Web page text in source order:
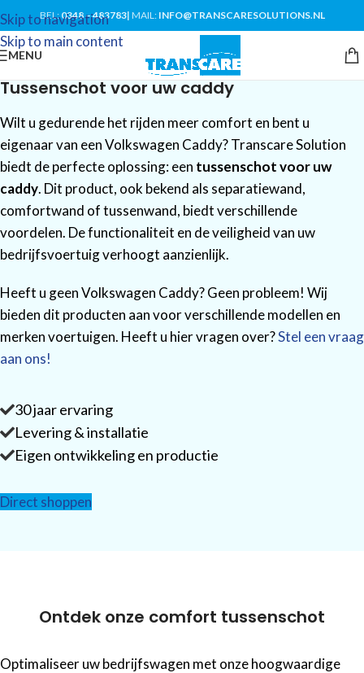
Skip to navigation
Skip to main content
BEL:0348 – 483783| MAIL: INFO@TRANSCARESOLUTIONS.NL
MENU
Tussenschot voor uw caddy
Wilt u gedurende het rijden meer comfort en bent u
eigenaar van een Volkswagen Caddy? Transcare Solution
biedt de perfecte oplossing: een tussenschot voor uw
caddy. Dit product, ook bekend als separatiewand,
comfortwand of tussenwand, biedt verschillende
voordelen. De functionaliteit en de veiligheid van uw
bedrijfsvoertuig verhoogt aanzienlijk.
Heeft u geen Volkswagen Caddy? Geen probleem! Wij
bieden dit producten aan voor verschillende modellen en
merken voertuigen. Heeft u hier vragen over?Stel een vraag
aan ons!
30 jaar ervaring
Levering & installatie
Eigen ontwikkeling en productie
Direct shoppen
Ontdek onze comfort tussenschot
Optimaliseer uw bedrijfswagen met onze hoogwaardige